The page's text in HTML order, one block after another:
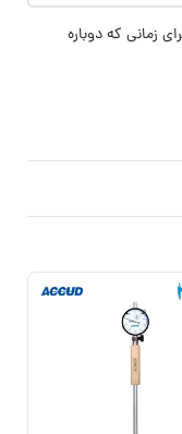
زمانی که دوباره